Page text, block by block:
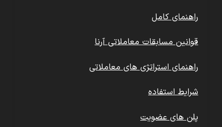
راهنمای کامل
قوانین مسابقات معاملاتی آرنا
راهنمای استراتژی های معاملاتی
شرایط استفاده
پلن های عضویت